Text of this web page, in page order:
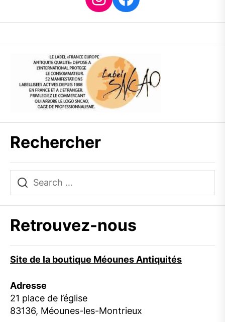
Rechercher
Retrouvez-nous
Site de la boutique Méounes Antiquités
Adresse
21 place de l’église
83136, Méounes-les-Montrieux